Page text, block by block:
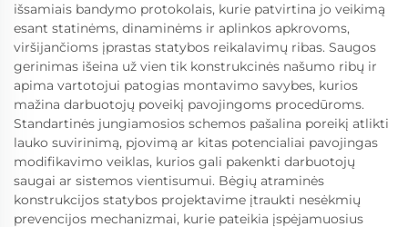
išsamiais bandymo protokolais, kurie patvirtina jo veikimą
esant statinėms, dinaminėms ir aplinkos apkrovoms,
viršijančioms įprastas statybos reikalavimų ribas. Saugos
gerinimas išeina už vien tik konstrukcinės našumo ribų ir
apima vartotojui patogias montavimo savybes, kurios
mažina darbuotojų poveikį pavojingoms procedūroms.
Standartinės jungiamosios schemos pašalina poreikį atlikti
lauko suvirinimą, pjovimą ar kitas potencialiai pavojingas
modifikavimo veiklas, kurios gali pakenkti darbuotojų
saugai ar sistemos vientisumui. Bėgių atraminės
konstrukcijos statybos projektavime įtraukti nesėkmių
prevencijos mechanizmai, kurie pateikia įspėjamuosius